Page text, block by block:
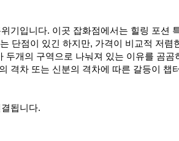
기입니다. 이곳 잡화점에서는 힐링 포션
단점이 있긴 하지만, 가격이 비교적 저렴
두개의 구역으로 나눠져 있는 이유를 곰곰
격차 또는 신분의 격차에 따른 갈등이 챕
됩니다.